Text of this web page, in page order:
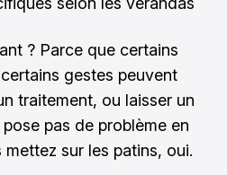
? Parce que certains
gestes peuvent
traitement, ou laisser un
pas de problème en
sur les patins, oui.